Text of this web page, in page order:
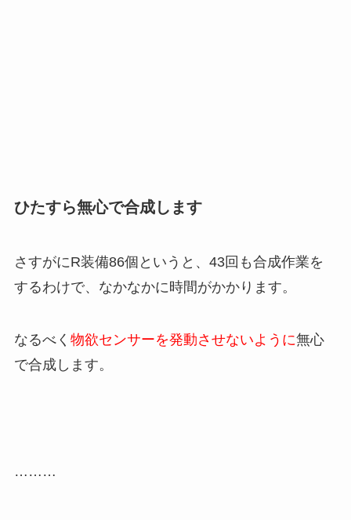
ひたすら無心で合成します
さすがにR装備86個というと、43回も合成作業を
するわけで、なかなかに時間がかかります。
なるべく 物欲センサーを発動させないように無心
で合成します。
………